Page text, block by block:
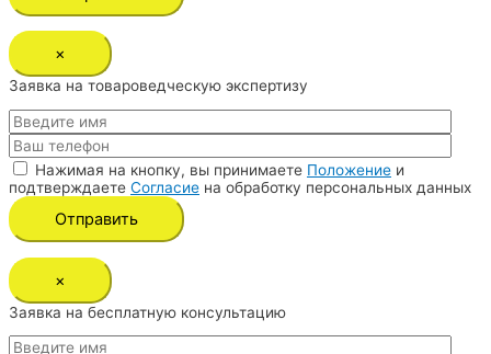
×
Заявка на товароведческую экспертизу
Нажимая на кнопку, вы принимаете Положение и
подтверждаете Согласие на обработку персональных данных
×
Заявка на бесплатную консультацию